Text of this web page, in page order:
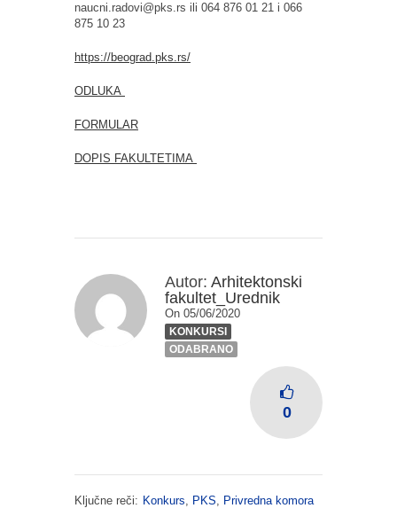
naucni.radovi@pks.rs ili 064 876 01 21 i 066
875 10 23
https://beograd.pks.rs/
ODLUKA
FORMULAR
DOPIS FAKULTETIMA
Autor: Arhitektonski
fakultet_Urednik
On 05/06/2020
KONKURSI
ODABRANO
0
Ključne reči: Konkurs, PKS, Privredna komora